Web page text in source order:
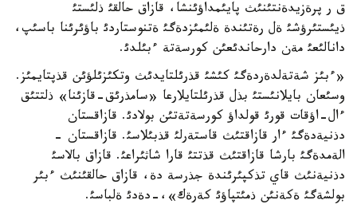
ق ر پرةزيدةنتئنئث پايئمداؤئنشا، قازاق حالقئ ذلئستئ
ذيئستئرؤشئ ةل رةتئندة ةلئمئزدةگئ ةتنوستاردئ باؤئرئنا باسئپ،
دانالئعئ مةن دارحاندئعئن كورسةتة ءبئلدئ.
«ءبئز شةتةلدةردةگئ كئشئ قذرئلتايدئث وتكئزئلؤئن قذپتايمئز.
وسئعان بايلانئستئ بذل قذرئلتايلارعا «سامذرئق-قازئنا» ذلتتئق
ءال-اؤقات قورئ قولداؤ كورسةتةتئن بولادئ. قازاقستان
دذنيةدةگئ ءار قازاقتئث قاستةرلئ قذبئلاسئ. قازاقستان -
الةمدةگئ بارشا قازاقتئث قذتتئ قارا شاثئراعئ. قازاق بالاسئ
دذنيةنئث قاي تذكپئرئندة جذرسة دة، قازاق حالقئنئث ءبئر
بولشةگئ ةكةنئن ذمئتپاؤئ كةرةك»،-دةدئ ةلباسئ.